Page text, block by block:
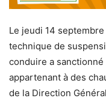
Le jeudi 14
technique de
conduire a
appartenant à des
de la Direction